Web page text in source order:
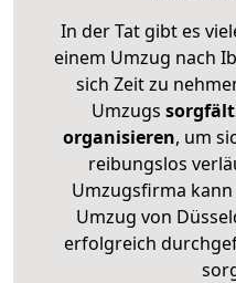
In der Tat gibt es
einem Umzug nach
sich Zeit zu
Umzugs
organisieren, um
reibungslos
Umzugsfirma
Umzug von
erfolgreich